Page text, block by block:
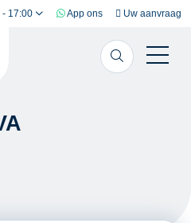
- 17:00 App ons Uw aanvraag